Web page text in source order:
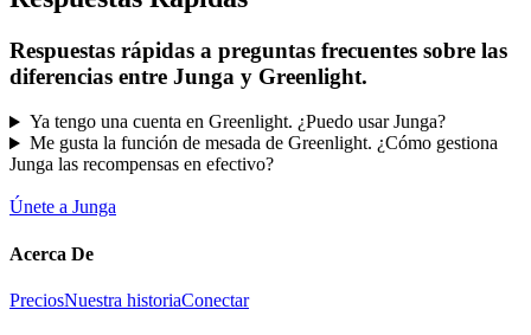
Respuestas rápidas a preguntas frecuentes sobre las
diferencias entre Junga y Greenlight.
Ya tengo una cuenta en Greenlight. ¿Puedo usar Junga?
Me gusta la función de mesada de Greenlight. ¿Cómo gestiona
Junga las recompensas en efectivo?
Únete a Junga
Acerca De
PreciosNuestra historiaConectar